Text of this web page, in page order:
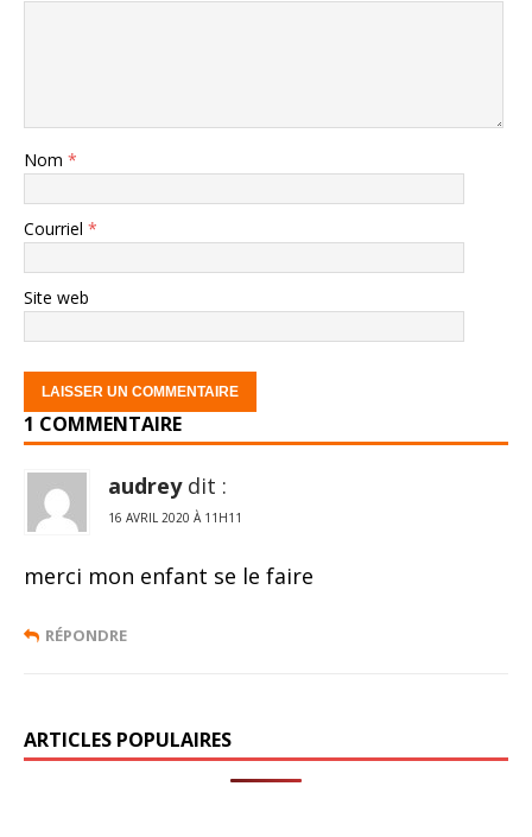
Nom *
Courriel *
Site web
1 COMMENTAIRE
audrey dit :
16 AVRIL 2020 À 11H11
merci mon enfant se le faire
RÉPONDRE
ARTICLES POPULAIRES